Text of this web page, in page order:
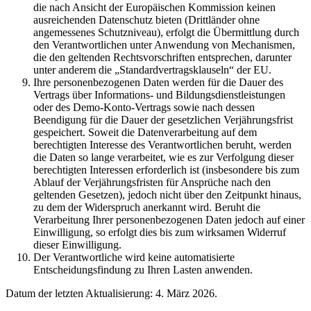
die nach Ansicht der Europäischen Kommission keinen
ausreichenden Datenschutz bieten (Drittländer ohne
angemessenes Schutzniveau), erfolgt die Übermittlung durch
den Verantwortlichen unter Anwendung von Mechanismen,
die den geltenden Rechtsvorschriften entsprechen, darunter
unter anderem die „Standardvertragsklauseln“ der EU.
Ihre personenbezogenen Daten werden für die Dauer des
Vertrags über Informations- und Bildungsdienstleistungen
oder des Demo-Konto-Vertrags sowie nach dessen
Beendigung für die Dauer der gesetzlichen Verjährungsfrist
gespeichert. Soweit die Datenverarbeitung auf dem
berechtigten Interesse des Verantwortlichen beruht, werden
die Daten so lange verarbeitet, wie es zur Verfolgung dieser
berechtigten Interessen erforderlich ist (insbesondere bis zum
Ablauf der Verjährungsfristen für Ansprüche nach den
geltenden Gesetzen), jedoch nicht über den Zeitpunkt hinaus,
zu dem der Widerspruch anerkannt wird. Beruht die
Verarbeitung Ihrer personenbezogenen Daten jedoch auf einer
Einwilligung, so erfolgt dies bis zum wirksamen Widerruf
dieser Einwilligung.
Der Verantwortliche wird keine automatisierte
Entscheidungsfindung zu Ihren Lasten anwenden.
Datum der letzten Aktualisierung: 4. März 2026.